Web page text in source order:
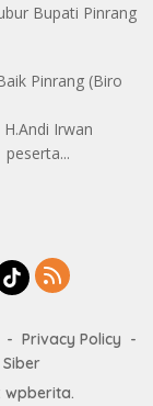
Bupati Pinrang
Pinrang (Biro
Irwan
Privacy Policy
wpberita.